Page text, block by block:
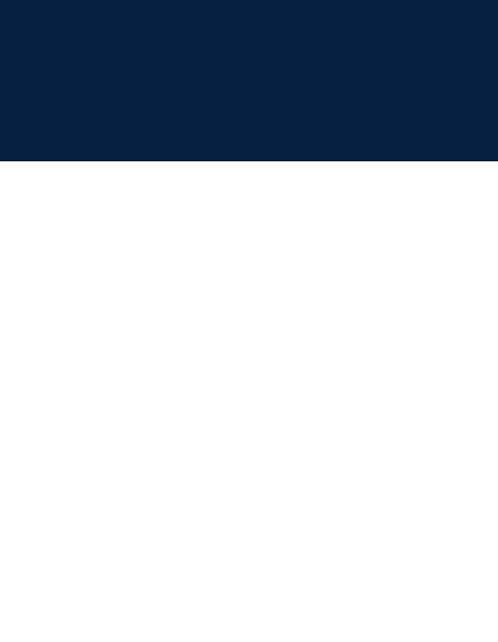
en relation qualifiée conçu pour les acteurs de l’immobilier